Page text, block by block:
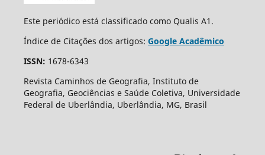
Este periódico está classificado como Qualis A1.
Índice de Citações dos artigos: Google Acadêmico
ISSN: 1678-6343
Revista Caminhos de Geografia, Instituto de
Geografia, Geociências e Saúde Coletiva, Universidade
Federal de Uberlândia, Uberlândia, MG, Brasil